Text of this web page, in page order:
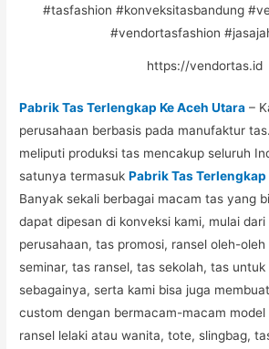
https://vendortas.id
Pabrik Tas Terlengkap Ke Aceh Utara –
perusahaan berbasis pada manufaktur
meliputi produksi tas mencakup seluruh
satunya termasukPabrik Tas Terlengkap
Banyak sekali berbagai macam tas yang
dapat dipesan di konveksi kami, mulai
perusahaan, tas promosi, ransel oleh-
seminar, tas ransel, tas sekolah, tas untuk
sebagainya, serta kami bisa juga
custom dengan bermacam-macam model
ransel lelaki atau wanita, tote, slingbag,